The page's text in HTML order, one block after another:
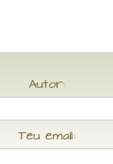
Autor:
Teu email: